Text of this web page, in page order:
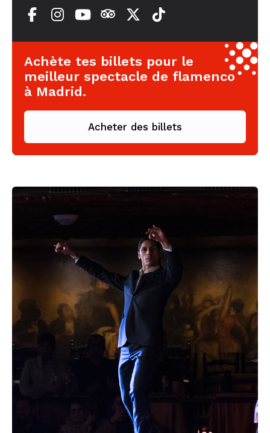
Achète tes billets pour le
meilleur spectacle de flamenco
à Madrid.
Acheter des billets